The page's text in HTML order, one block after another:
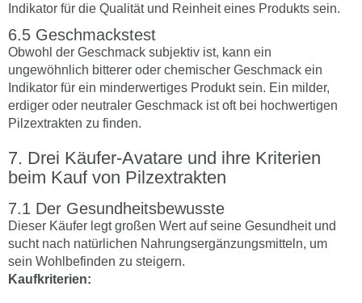
Indikator für die Qualität und Reinheit eines Produkts sein.
Geschmackstest
Obwohl der Geschmack subjektiv ist, kann ein
ungewöhnlich bitterer oder chemischer Geschmack ein
Indikator für ein minderwertiges Produkt sein. Ein milder,
erdiger oder neutraler Geschmack ist oft bei hochwertigen
Pilzextrakten zu finden.
Drei Käufer-Avatare und ihre Kriterien
beim Kauf von Pilzextrakten
Der Gesundheitsbewusste
Dieser Käufer legt großen Wert auf seine Gesundheit und
sucht nach natürlichen Nahrungsergänzungsmitteln, um
sein Wohlbefinden zu steigern.
Kaufkriterien: